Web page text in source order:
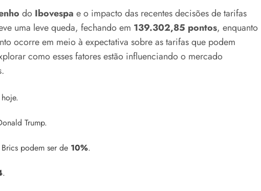
do Ibovespa e o impacto das recentes decisões de tarifas
uma leve queda, fechando em 139.302,85 pontos, enquanto
ocorre em meio à expectativa sobre as tarifas que podem
como esses fatores estão influenciando o mercado
hoje.
Trump.
podem ser de 10%.
.